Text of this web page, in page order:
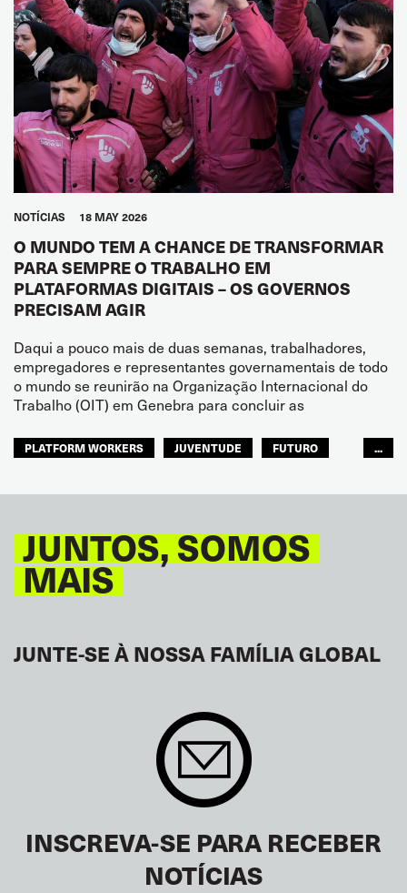
NOTÍCIAS 18 MAY 2026
O MUNDO TEM A CHANCE DE TRANSFORMAR
PARA SEMPRE O TRABALHO EM
PLATAFORMAS DIGITAIS – OS GOVERNOS
PRECISAM AGIR
Daqui a pouco mais de duas semanas, trabalhadores,
empregadores e representantes governamentais de todo
o mundo se reunirão na Organização Internacional do
Trabalho (OIT) em Genebra para concluir as
PLATFORM WORKERS JUVENTUDE
FUTURO
...
JUNTOS, SOMOS
MAIS
JUNTE-SE À NOSSA FAMÍLIA GLOBAL
INSCREVA-SE PARA RECEBER
NOTÍCIAS